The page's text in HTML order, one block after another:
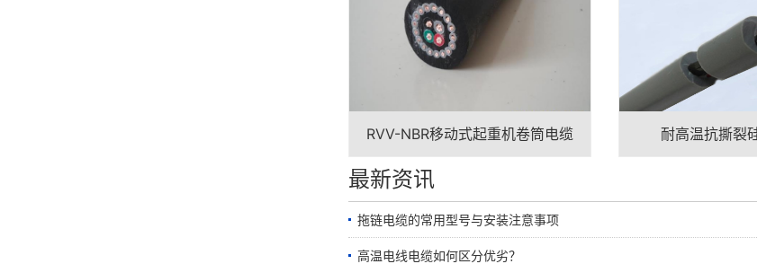
RVV-NBR移动式起重机卷筒电缆 耐高温抗撕裂
最新资讯
拖链电缆的常用型号与安装注意事项
高温电线电缆如何区分优劣？